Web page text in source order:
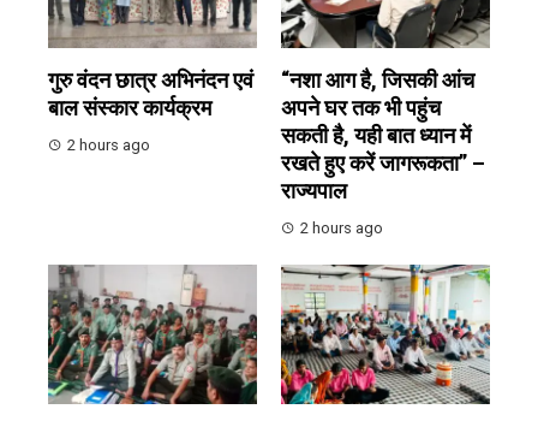
गुरु वंदन छात्र अभिनंदन एवं
बाल संस्कार कार्यक्रम
2 hours ago
“नशा आग है, जिसकी आंच
अपने घर तक भी पहुंच
सकती है, यही बात ध्यान में
रखते हुए करें जागरूकता” –
राज्यपाल
2 hours ago